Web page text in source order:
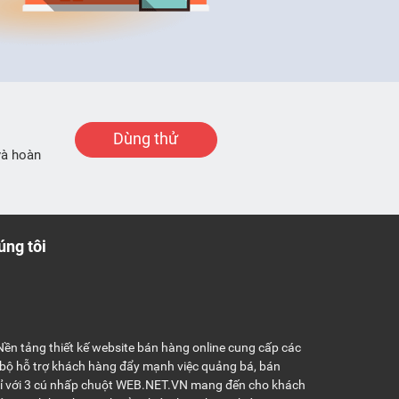
hoàn
Dùng thử
tôi
tảng thiết kế website bán hàng online cung cấp các
hỗ trợ khách hàng đẩy mạnh việc quảng bá, bán
với 3 cú nhấp chuột WEB.NET.VN mang đến cho khách